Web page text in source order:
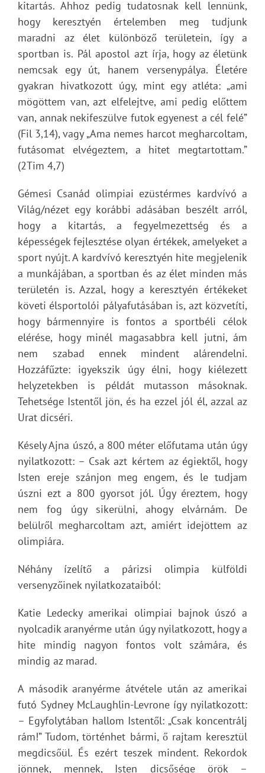
kitartás. Ahhoz pedig tudatosnak kell lennünk,
hogy keresztyén értelemben meg tudjunk
maradni az élet különböző területein, így a
sportban is. Pál apostol azt írja, hogy az életünk
nemcsak egy út, hanem versenypálya. Életére
gyakran hivatkozott úgy, mint egy atléta: „ami
mögöttem van, azt elfelejtve, ami pedig előttem
van, annak nekifeszülve futok egyenest a cél felé”
(Fil 3,14), vagy „Ama nemes harcot megharcoltam,
futásomat elvégeztem, a hitet megtartottam.”
(2Tim 4,7)
Gémesi Csanád olimpiai ezüstérmes kardvívó a
Világ/nézet egy korábbi adásában beszélt arról,
hogy a kitartás, a fegyelmezettség és a
képességek fejlesztése olyan értékek, amelyeket a
sport nyújt. A kardvívó keresztyén hite megjelenik
a munkájában, a sportban és az élet minden más
területén is. Azzal, hogy a keresztyén értékeket
követi élsportolói pályafutásában is, azt közvetíti,
hogy bármennyire is fontos a sportbéli célok
elérése, hogy minél magasabbra kell jutni, ám
nem szabad ennek mindent alárendelni.
Hozzáfűzte: igyekszik úgy élni, hogy kiélezett
helyzetekben is példát mutasson másoknak.
Tehetsége Istentől jön, és ha ezzel jól él, azzal az
Urat dicséri.
Késely Ajna úszó, a 800 méter előfutama után úgy
nyilatkozott: – Csak azt kértem az égiektől, hogy
Isten ereje szánjon meg engem, és le tudjam
úszni ezt a 800 gyorsot jól. Úgy éreztem, hogy
nem fog úgy sikerülni, ahogy elvárnám. De
belülről megharcoltam azt, amiért idejöttem az
olimpiára.
Néhány ízelítő a párizsi olimpia külföldi
versenyzőinek nyilatkozataiból:
Katie Ledecky amerikai olimpiai bajnok úszó a
nyolcadik aranyérme után úgy nyilatkozott, hogy a
hite mindig nagyon fontos volt számára, és
mindig az marad.
A második aranyérme átvétele után az amerikai
futó Sydney McLaughlin-Levrone így nyilatkozott:
– Egyfolytában hallom Istentől: „Csak koncentrálj
rám!” Tudom, történhet bármi, ő rajtam keresztül
megdicsőül. És ezért teszek mindent. Rekordok
jönnek, mennek, Isten dicsősége örök –